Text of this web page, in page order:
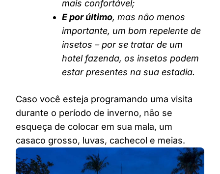
mais confortável;
E por último, mas não menos
importante, um bom repelente de
insetos – por se tratar de um
hotel fazenda, os insetos podem
estar presentes na sua estadia.
Caso você esteja programando uma visita
durante o período de inverno, não se
esqueça de colocar em sua mala, um
casaco grosso, luvas, cachecol e meias.